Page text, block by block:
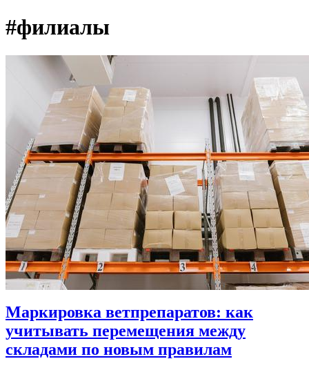
#филиалы
Маркировка ветпрепаратов: как
учитывать перемещения между
складами по новым правилам